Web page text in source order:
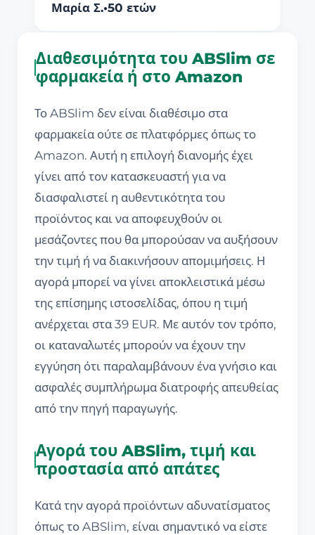
Μαρία Σ.•50 ετών
Διαθεσιμότητα του ABSlim σε
φαρμακεία ή στο Amazon
Το ABSlim δεν είναι διαθέσιμο στα
φαρμακεία ούτε σε πλατφόρμες όπως το
Amazon. Αυτή η επιλογή διανομής έχει
γίνει από τον κατασκευαστή για να
διασφαλιστεί η αυθεντικότητα του
προϊόντος και να αποφευχθούν οι
μεσάζοντες που θα μπορούσαν να αυξήσουν
την τιμή ή να διακινήσουν απομιμήσεις. Η
αγορά μπορεί να γίνει αποκλειστικά μέσω
της επίσημης ιστοσελίδας, όπου η τιμή
ανέρχεται στα 39 EUR. Με αυτόν τον τρόπο,
οι καταναλωτές μπορούν να έχουν την
εγγύηση ότι παραλαμβάνουν ένα γνήσιο και
ασφαλές συμπλήρωμα διατροφής απευθείας
από την πηγή παραγωγής.
Αγορά του ABSlim, τιμή και
προστασία από απάτες
Κατά την αγορά προϊόντων αδυνατίσματος
όπως το ABSlim, είναι σημαντικό να είστε